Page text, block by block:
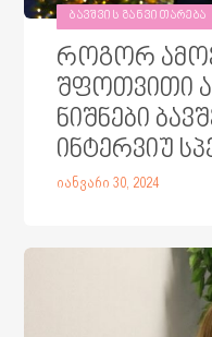
ᲑᲐᲕᲨᲕᲘᲡ ᲒᲐᲜᲕᲘᲗᲐᲠᲔᲑᲐ
როგორ
შფოთვითი
ნიშნები
ინტერვიუ
იანვარი 30, 2024